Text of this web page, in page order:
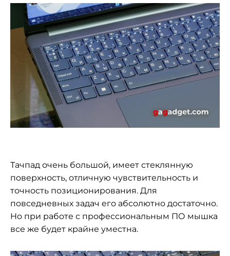
Тачпад очень большой, имеет стеклянную
поверхность, отличную чувствительность и
точность позиционирования. Для
повседневных задач его абсолютно достаточно.
Но при работе с профессиональным ПО мышка
все же будет крайне уместна.